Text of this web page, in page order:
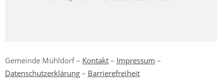
Gemeinde Mühldorf – Kontakt – Impressum –
Datenschutzerklärung – Barrierefreiheit